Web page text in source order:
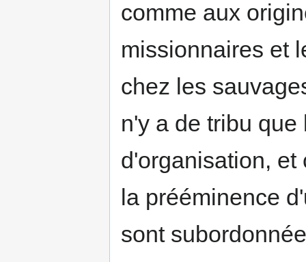
comme aux
missionnaires et
chez les
n'y a de tribu
d'organisation, et
la prééminence
sont